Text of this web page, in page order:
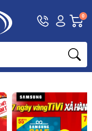
Hotline
1800
Tài
khoản
Khách
0